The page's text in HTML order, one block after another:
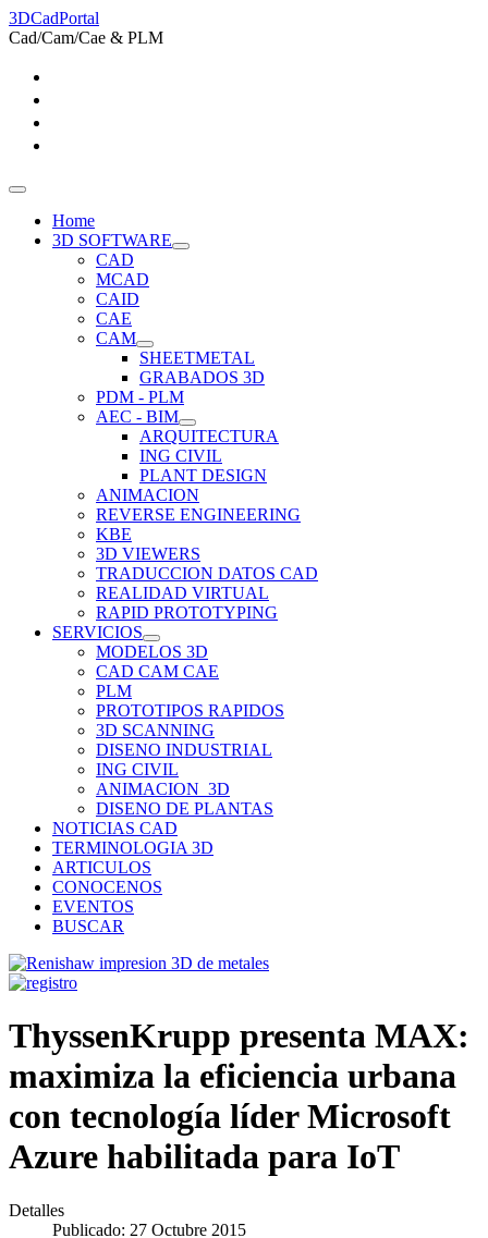
3DCadPortal
Cad/Cam/Cae & PLM
Home
3D SOFTWARE
CAD
MCAD
CAID
CAE
CAM
SHEETMETAL
GRABADOS 3D
PDM - PLM
AEC - BIM
ARQUITECTURA
ING CIVIL
PLANT DESIGN
ANIMACION
REVERSE ENGINEERING
KBE
3D VIEWERS
TRADUCCION DATOS CAD
REALIDAD VIRTUAL
RAPID PROTOTYPING
SERVICIOS
MODELOS 3D
CAD CAM CAE
PLM
PROTOTIPOS RAPIDOS
3D SCANNING
DISENO INDUSTRIAL
ING CIVIL
ANIMACION_3D
DISENO DE PLANTAS
NOTICIAS CAD
TERMINOLOGIA 3D
ARTICULOS
CONOCENOS
EVENTOS
BUSCAR
ThyssenKrupp presenta MAX:
maximiza la eficiencia urbana
con tecnología líder Microsoft
Azure habilitada para IoT
Detalles
Publicado: 27 Octubre 2015